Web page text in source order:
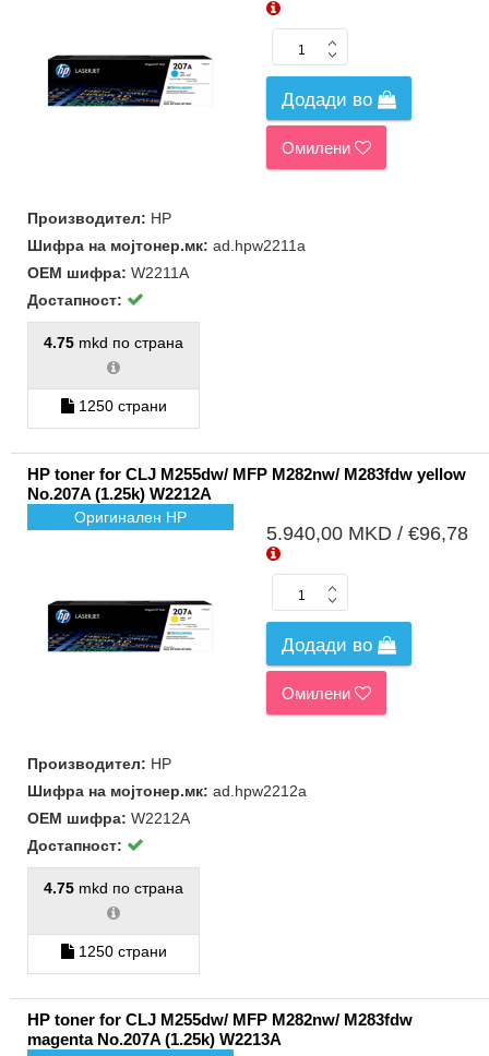
Додади во
Омилени
Производител: HP
Шифра на мојтонер.мк: ad.hpw2211a
ОЕМ шифра: W2211A
Достапност:
4.75 mkd по страна
1250 страни
HP toner for CLJ M255dw/ MFP M282nw/ M283fdw yellow
No.207A (1.25k) W2212A
Оригинален HP
5.940,00 MKD / €96,78
Додади во
Омилени
Производител: HP
Шифра на мојтонер.мк: ad.hpw2212a
ОЕМ шифра: W2212A
Достапност:
4.75 mkd по страна
1250 страни
HP toner for CLJ M255dw/ MFP M282nw/ M283fdw
magenta No.207A (1.25k) W2213A